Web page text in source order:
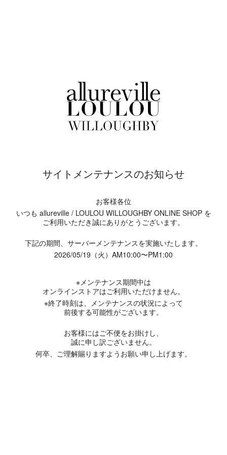
サイトメンテナンスのお知らせ
お客様各位
いつも allureville / LOULOU WILLOUGHBY ONLINE SHOP を
ご利用いただき誠にありがとうございます。
下記の期間、サーバーメンテナンスを実施いたします。
2026/05/19（火）AM10:00〜PM1:00
※メンテナンス期間中は
オンラインストアはご利用いただけません。
※終了時刻は、メンテナンスの状況によって
前後する可能性がございます。
お客様にはご不便をお掛けし、
誠に申し訳ございません。
何卒、ご理解賜りますようお願い申し上げます。